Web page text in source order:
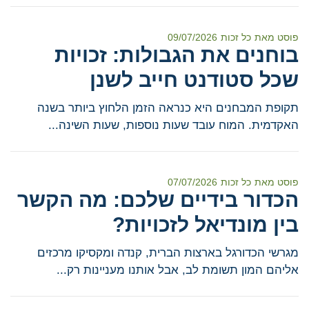
פוסט מאת כל זכות 09/07/2026
בוחנים את הגבולות: זכויות
שכל סטודנט חייב לשנן
תקופת המבחנים היא כנראה הזמן הלחוץ ביותר בשנה
האקדמית. המוח עובד שעות נוספות, שעות השינה...
פוסט מאת כל זכות 07/07/2026
הכדור בידיים שלכם: מה הקשר
בין מונדיאל לזכויות?
מגרשי הכדורגל בארצות הברית, קנדה ומקסיקו מרכזים
אליהם המון תשומת לב, אבל אותנו מעניינות רק...